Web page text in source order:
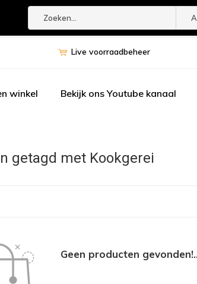
Live voorraadbeheer
winkel Bekijk ons Youtube kanaal
getagd met Kookgerei
Geen producten